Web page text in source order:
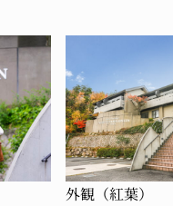
外観（紅葉）